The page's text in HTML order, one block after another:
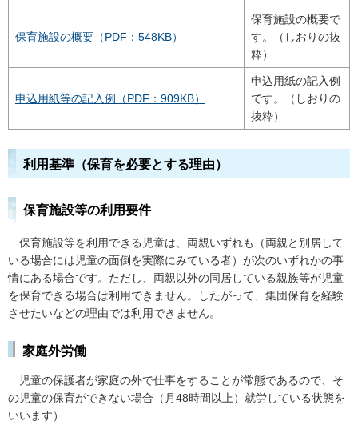
保育施設の概要（PDF：548KB）
保育施設の概要で
す。（しおりの抜
粋）
申込用紙等の記入例（PDF：909KB）
申込用紙の記入例
です。（しおりの
抜粋）
利用基準（保育を必要とする理由）
保育施設等の利用要件
保育施設等を利用できる児童は、両親いずれも（両親と別居して
いる場合には児童の面倒を実際にみている者）が次のいずれかの事
情にある場合です。ただし、両親以外の同居している親族等が児童
を保育できる場合は利用できません。したがって、集団保育を経験
させたいなどの理由では利用できません。
家庭外労働
児童の保護者が家庭の外で仕事をすることが常態であるので、そ
の児童の保育ができない場合（月48時間以上）就労している状態を
いいます）